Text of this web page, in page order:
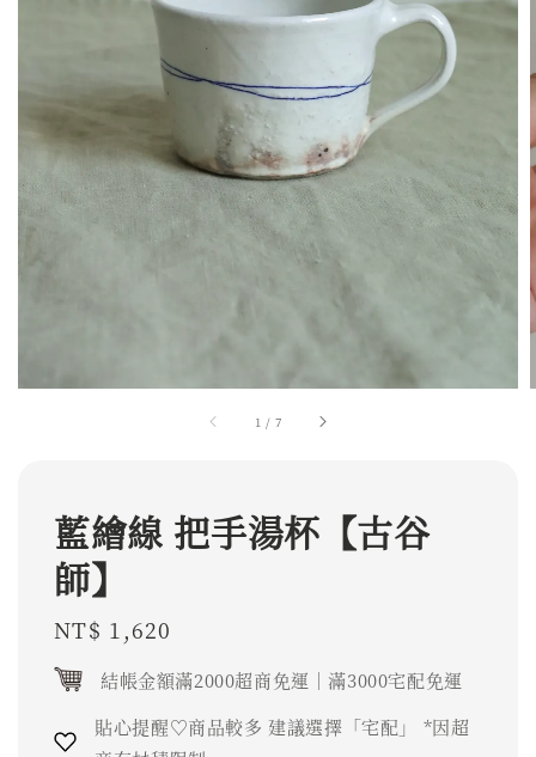
1 / 7
藍繪線 把手湯杯【古谷
師】
Regular
price
NT$ 1,620
結帳金額滿2000超商免運｜滿3000宅配免運
貼心提醒♡商品較多 建議選擇「宅配」 *因超